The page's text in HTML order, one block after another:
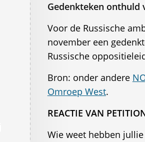
Gedenkteken onthuld
Voor de Russische
november een
Russische
Bron: onder andere
Omroep West.
REACTIE VAN
Wie weet hebben